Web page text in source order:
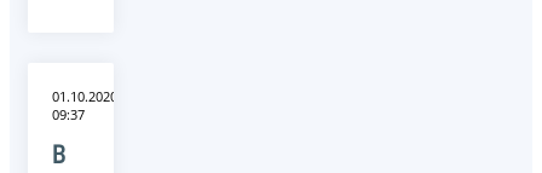
01.10.2020
09:37
В